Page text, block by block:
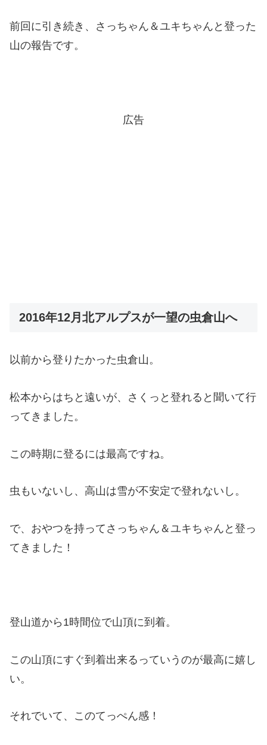
前回に引き続き、さっちゃん＆ユキちゃんと登った
山の報告です。
広告
2016年12月北アルプスが一望の虫倉山へ
以前から登りたかった虫倉山。
松本からはちと遠いが、さくっと登れると聞いて行
ってきました。
この時期に登るには最高ですね。
虫もいないし、高山は雪が不安定で登れないし。
で、おやつを持ってさっちゃん＆ユキちゃんと登っ
てきました！
登山道から1時間位で山頂に到着。
この山頂にすぐ到着出来るっていうのが最高に嬉し
い。
それでいて、このてっぺん感！